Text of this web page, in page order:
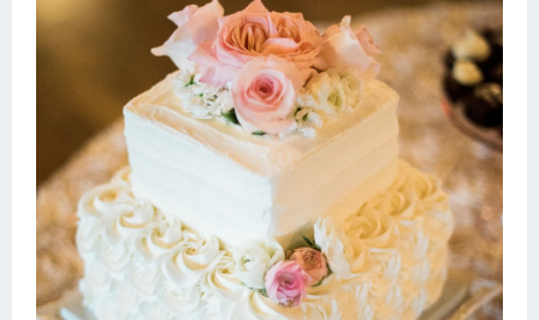
Категориикартинок
Мясные блюда
Печенье
Салат
Выпечка
Десерт